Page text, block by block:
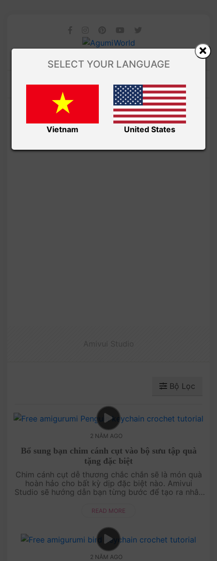
Bộ Lọc
2 NĂM AGO
Bổ sung bạn chim cánh cụt vào bộ sưu tập quà
tặng đặc biệt
Chim cánh cụt dễ thương chắc chắn sẽ là món quà
hoàn hảo cho bất kỳ dịp đặc biệt nào. Amivui
Studio sẽ hướng dẫn bạn từng bước để tạo ra nhân
mũi móc chi tiết. Đây khô....
READ MORE
2 NĂM AGO
SELECT YOUR LANGUAGE
Vietnam United States